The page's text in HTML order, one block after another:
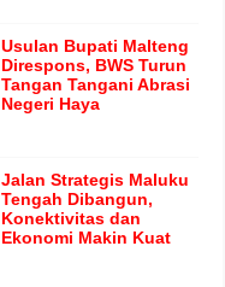
Usulan Bupati Malteng
Direspons, BWS Turun
Tangan Tangani Abrasi
Negeri Haya
Jalan Strategis Maluku
Tengah Dibangun,
Konektivitas dan
Ekonomi Makin Kuat